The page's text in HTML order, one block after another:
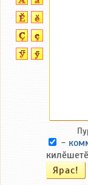
-